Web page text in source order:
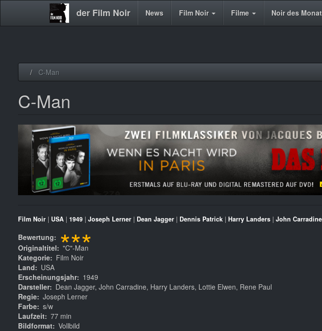
der Film Noir
Main News Film Noir Filme Noir des
C-Man
C-Man
Film Noir | USA | 1949 | Joseph Lerner | Dean Jagger | Dennis Patrick | Harry Landers | John Carradine
Bewertung ***
Originaltitel
"C"-Man
Kategorie
Film Noir
Land
USA
Erscheinungsjahr
1949
Darsteller
Dean Jagger, John Carradine, Harry Landers, Lottie Elwen, Rene Paul
Regie Joseph Lerner
Farbe s/w
Laufzeit 77 min
Bildformat Vollbild